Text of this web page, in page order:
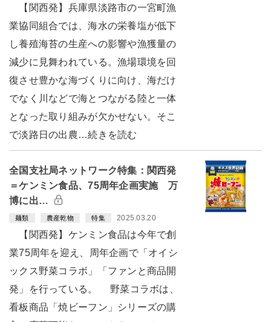
【関西発】兵庫県淡路市の一宮町漁
業協同組合では、海水の栄養塩が低下
し養殖海苔の生産への影響や漁獲量の
減少に見舞われている。漁場環境を回
復させ豊かな海づくりに向け、海だけ
でなく川などで海とつながる陸と一体
となった取り組みが欠かせない。そこ
で淡路日の出農…続きを読む
全国支社局ネットワーク特集：関西発
＝ケンミン食品、75周年企画実施 万
博に出…
麺類 農産乾物 特集 2025.03.20
【関西発】ケンミン食品は今年で創
業75周年を迎え、周年企画で「オイシ
ックス野菜コラボ」「ファンと商品開
発」を行っている。 野菜コラボは、
看板商品「焼ビーフン」シリーズの購